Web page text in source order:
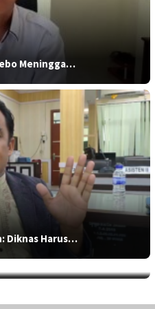
Meningga…
Diknas Harus…
Bacaleg, 9…